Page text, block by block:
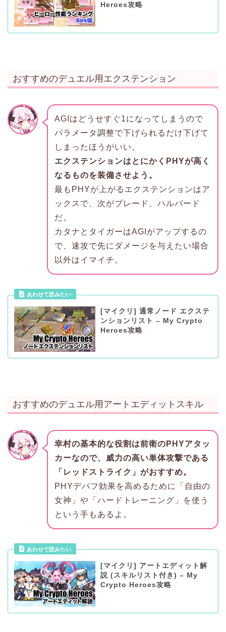
Heroes攻略
おすすめのデュエル用エクステンション
AGIはどうせすぐ1になってしまうので
パラメータ調整で下げられるだけ下げて
しまったほうがいい。
エクステンションはとにかくPHYが高く
なるものを装備させよう。
最もPHYが上がるエクステンションはア
ックスで、次がブレード、ハルバード
だ。
カタナとタイガーはAGIがアップするの
で、速攻で先にダメージを与えたい場合
以外はイマイチ。
あわせて読みたい
[マイクリ] 通常ノード エクステ
ンションリスト – My Crypto
Heroes攻略
おすすめのデュエル用アートエディットスキル
幸村の基本的な役割は前衛のPHYアタッ
カーなので、威力の高い単体攻撃である
「レッドストライク」がおすすめ。
PHYデバフ効果を高めるために「自由の
女神」や「ハードトレーニング」を使う
という手もあるよ。
あわせて読みたい
[マイクリ] アートエディット解
説 (スキルリスト付き) – My
Crypto Heroes攻略